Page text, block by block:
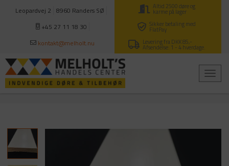
Leopardvej 2 8960 Randers SØ
+45 27 11 18 30
kontakt@melholt.nu
Altid 2500 døre og
karme på lager
Sikker betaling med
FlatPay
Levering fra DKK 85,-
Afsendelse: 1 - 4 hverdage.